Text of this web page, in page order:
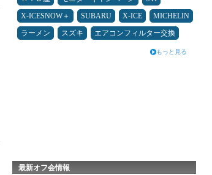
X-ICESNOW＋
SUBARU X-ICE
MICHELIN
ラーメン
スズキ エアコンフィルター交換
もっと見る
最新オフ会情報